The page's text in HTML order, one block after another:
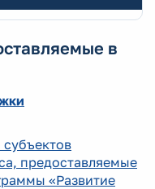
в
предоставляемые
«Развитие